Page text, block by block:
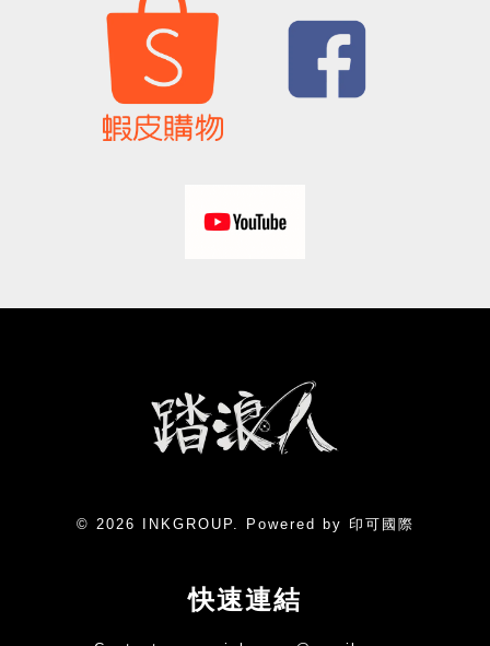
© 2026 INKGROUP. Powered by 印可國際
快速連結